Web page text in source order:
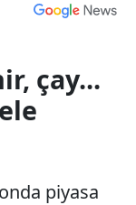
çay...
piyasa